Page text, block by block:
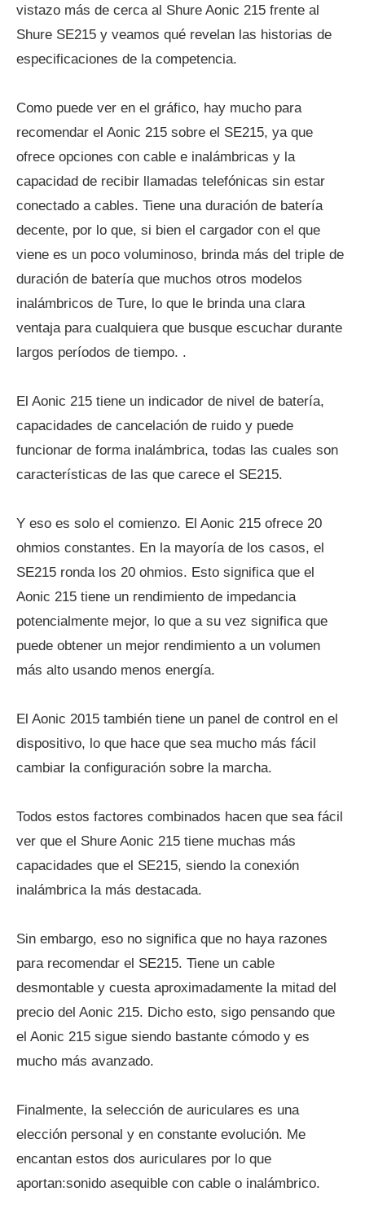
vistazo más de cerca al Shure Aonic 215 frente al
Shure SE215 y veamos qué revelan las historias de
especificaciones de la competencia.
Como puede ver en el gráfico, hay mucho para
recomendar el Aonic 215 sobre el SE215, ya que
ofrece opciones con cable e inalámbricas y la
capacidad de recibir llamadas telefónicas sin estar
conectado a cables. Tiene una duración de batería
decente, por lo que, si bien el cargador con el que
viene es un poco voluminoso, brinda más del triple de
duración de batería que muchos otros modelos
inalámbricos de Ture, lo que le brinda una clara
ventaja para cualquiera que busque escuchar durante
largos períodos de tiempo. .
El Aonic 215 tiene un indicador de nivel de batería,
capacidades de cancelación de ruido y puede
funcionar de forma inalámbrica, todas las cuales son
características de las que carece el SE215.
Y eso es solo el comienzo. El Aonic 215 ofrece 20
ohmios constantes. En la mayoría de los casos, el
SE215 ronda los 20 ohmios. Esto significa que el
Aonic 215 tiene un rendimiento de impedancia
potencialmente mejor, lo que a su vez significa que
puede obtener un mejor rendimiento a un volumen
más alto usando menos energía.
El Aonic 2015 también tiene un panel de control en el
dispositivo, lo que hace que sea mucho más fácil
cambiar la configuración sobre la marcha.
Todos estos factores combinados hacen que sea fácil
ver que el Shure Aonic 215 tiene muchas más
capacidades que el SE215, siendo la conexión
inalámbrica la más destacada.
Sin embargo, eso no significa que no haya razones
para recomendar el SE215. Tiene un cable
desmontable y cuesta aproximadamente la mitad del
precio del Aonic 215. Dicho esto, sigo pensando que
el Aonic 215 sigue siendo bastante cómodo y es
mucho más avanzado.
Finalmente, la selección de auriculares es una
elección personal y en constante evolución. Me
encantan estos dos auriculares por lo que
aportan:sonido asequible con cable o inalámbrico.